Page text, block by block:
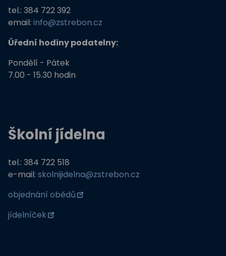
Podpora programů prevence krim
tel.: 384 722 392
email: info@zstrebon.cz
Úřední hodiny podatelny:
Pondělí - Pátek
7.00 - 15.30 hodin
Školní jídelna
tel.: 384 722 518
e-mail: skolnijidelna@zstrebon.cz
objednání obědů
jídelníček